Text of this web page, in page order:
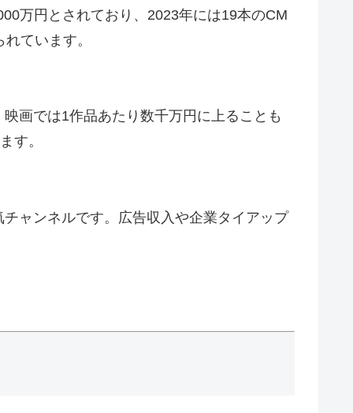
万円とされており、2023年には19本のCM
ています。
画では1作品あたり数千万円に上ることも
す。
ャンネルです。広告収入や企業タイアップ